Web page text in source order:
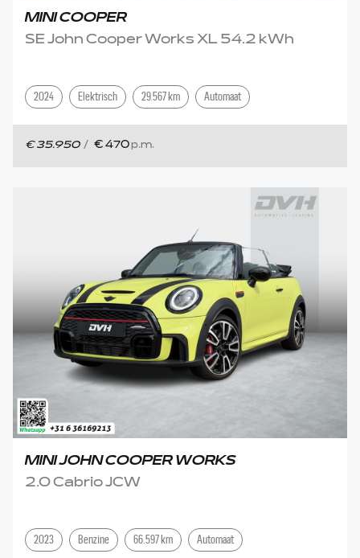
MINI COOPER
SE John Cooper Works XL 54.2 kWh
2024 Elektrisch 29.567 km Automaat
€ 35.950 / € 470 p.m.
MINI JOHN COOPER WORKS
2.0 Cabrio JCW
2023 Benzine 66.597 km Automaat